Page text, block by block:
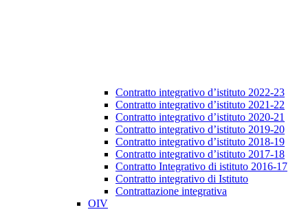
Contratto integrativo d’istituto 2022-23
Contratto integrativo d’istituto 2021-22
Contratto integrativo d’istituto 2020-21
Contratto integrativo d’istituto 2019-20
Contratto integrativo d’istituto 2018-19
Contratto integrativo d’istituto 2017-18
Contratto Integrativo di istituto 2016-17
Contratto integrativo di Istituto
Contrattazione integrativa
OIV